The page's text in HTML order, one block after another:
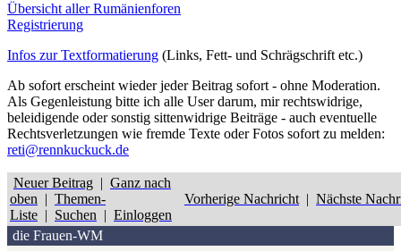
Übersicht aller Rumänienforen
Registrierung
Infos zur Textformatierung (Links, Fett- und Schrägschrift etc.)
Ab sofort erscheint wieder jeder Beitrag sofort - ohne Moderation.
Als Gegenleistung bitte ich alle User darum, mir rechtswidrige,
beleidigende oder sonstig sittenwidrige Beiträge - auch eventuelle
Rechtsverletzungen wie fremde Texte oder Fotos sofort zu melden:
reti@rennkuckuck.de
Neuer Beitrag | Ganz nach
oben | Themen-
Liste | Suchen | Einloggen
Vorherige Nachricht | Nächste
die Frauen-WM